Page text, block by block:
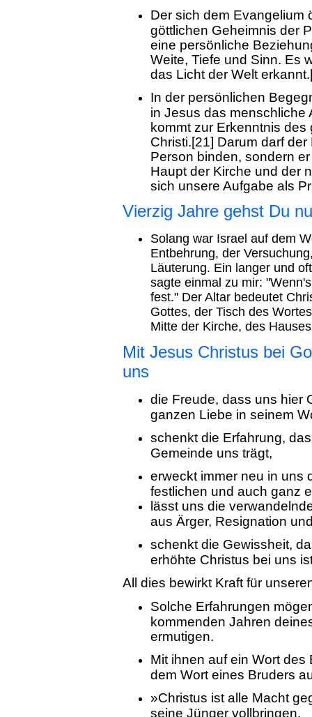
Der sich dem Evangelium
göttlichen Geheimnis der
eine persönliche
Weite, Tiefe und Sinn. Es
das Licht der Welt
In der persönlichen
in Jesus das menschliche
kommt zur Erkenntnis
Christi.[21] Darum darf
Person binden, sondern
Haupt der Kirche und der
sich unsere Aufgabe als
Vierzig Jahre gehst Du
Solang war Israel auf dem
Entbehrung, der
Läuterung. Ein langer und
sagte einmal zu mir:
fest." Der Altar bedeutet
Gottes, der Tisch des
Mitte der Kirche, des
Mit Jesus Christus bei
uns
die Freude, dass uns hier
ganzen Liebe in seinem
schenkt die Erfahrung,
Gemeinde uns trägt,
erweckt immer neu in uns
festlichen und auch ganz
lässt uns die
aus Ärger, Resignation
schenkt die Gewissheit,
erhöhte Christus bei uns
All dies bewirkt Kraft für
Solche Erfahrungen
kommenden Jahren
ermutigen.
Mit ihnen auf ein Wort
dem Wort eines Bruders
»Christus ist alle Macht
seine Jünger vollbringen.